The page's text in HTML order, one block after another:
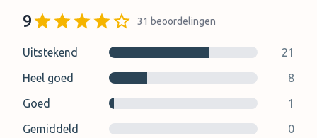
9 31 beoordelingen
Uitstekend
21
Heel goed
8
Goed
1
Gemiddeld
0